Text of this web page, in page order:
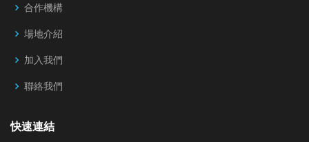
合作機構
場地介紹
加入我們
聯絡我們
快速連結